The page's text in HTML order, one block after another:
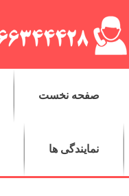
صفحه نخست
نمایندگی ها